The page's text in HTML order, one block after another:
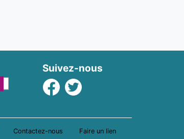
Suivez-nous
Facebook
Twitter
Contactez-nous Faire un lien